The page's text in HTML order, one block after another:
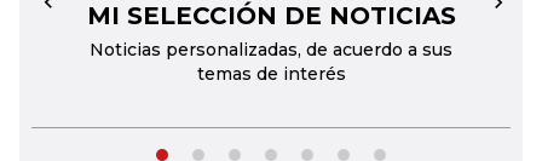
MI SELECCIÓN DE NOTICIAS
Noticias personalizadas, de acuerdo a sus
temas de interés
← →